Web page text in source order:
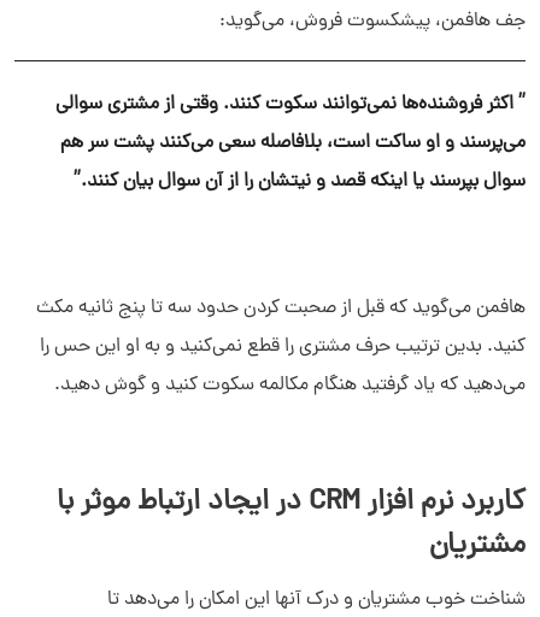
جف هافمن، پیشکسوت فروش، می‌گوید:
” اکثر فروشنده‌ها نمی‌توانند سکوت کنند. وقتی از مشتری سوالی
می‌پرسند و او ساکت است، بلافاصله سعی می‌کنند پشت سر هم
سوال بپرسند یا اینکه قصد و نیتشان را از آن سوال بیان کنند.”
هافمن می‌گوید که قبل از صحبت کردن حدود سه تا پنج ثانیه مکث
کنید. بدین ترتیب حرف مشتری را قطع نمی‌کنید و به او این حس را
می‌دهید که یاد گرفتید هنگام مکالمه سکوت کنید و گوش دهید.
کاربرد نرم افزار CRM در ایجاد ارتباط موثر با
مشتریان
شناخت خوب مشتریان و درک آنها این امکان را می‌دهد تا